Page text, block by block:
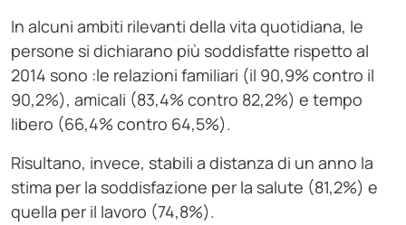
In alcuni ambiti rilevanti della vita quotidiana, le
persone si dichiarano più soddisfatte rispetto al
2014 sono :le relazioni familiari (il 90,9% contro il
90,2%), amicali (83,4% contro 82,2%) e tempo
libero (66,4% contro 64,5%).
Risultano, invece, stabili a distanza di un anno la
stima per la soddisfazione per la salute (81,2%) e
quella per il lavoro (74,8%).